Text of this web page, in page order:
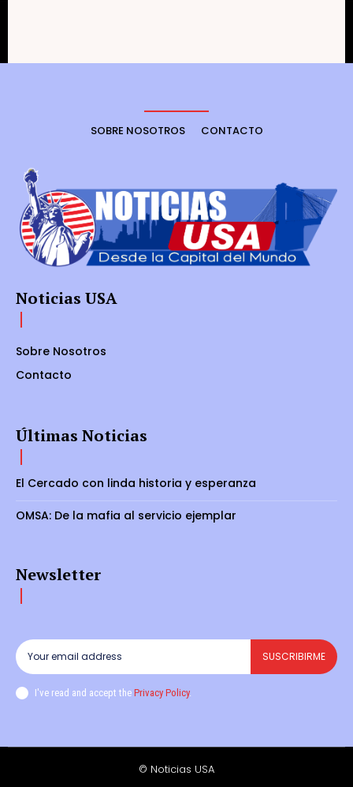
SOBRE NOSOTROS CONTACTO
Noticias USA
Sobre Nosotros
Contacto
Últimas Noticias
El Cercado con linda historia y esperanza
OMSA: De la mafia al servicio ejemplar
Newsletter
SUSCRIBIRME
I've read and accept the Privacy Policy.
© Noticias USA